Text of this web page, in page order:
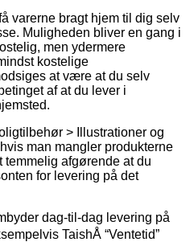
varerne bragt hjem til dig selv
Muligheden bliver en gang i
men ydermere
kostelige
at være at du selv
af at du lever i
> Illustrationer og
man mangler produkterne
temmelig afgørende at du
for levering på det
dag-til-dag levering på
TaishÅ “Ventetid”